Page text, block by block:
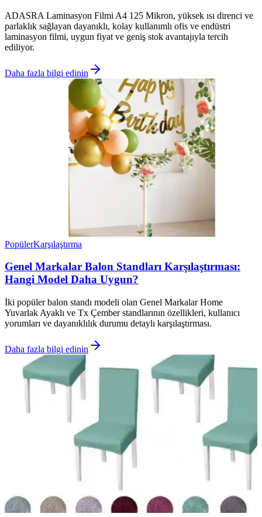
ADASRA Laminasyon Filmi A4 125 Mikron, yüksek ısı direnci ve
parlaklık sağlayan dayanıklı, kolay kullanımlı ofis ve endüstri
laminasyon filmi, uygun fiyat ve geniş stok avantajıyla tercih
ediliyor.
Daha fazla bilgi edinin
PopülerKarşılaştırma
Genel Markalar Balon Standları Karşılaştırması:
Hangi Model Daha Uygun?
İki popüler balon standı modeli olan Genel Markalar Home
Yuvarlak Ayaklı ve Tx Çember standlarının özellikleri, kullanıcı
yorumları ve dayanıklılık durumu detaylı karşılaştırması.
Daha fazla bilgi edinin